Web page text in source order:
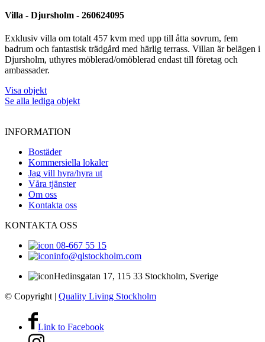
Villa - Djursholm - 260624095
Exklusiv villa om totalt 457 kvm med upp till åtta sovrum, fem
badrum och fantastisk trädgård med härlig terrass. Villan är belägen i
Djursholm, uthyres möblerad/omöblerad endast till företag och
ambassader.
Visa objekt
Se alla lediga objekt
INFORMATION
Bostäder
Kommersiella lokaler
Jag vill hyra/hyra ut
Våra tjänster
Om oss
Kontakta oss
KONTAKTA OSS
08-667 55 15
info@qlstockholm.com
Hedinsgatan 17, 115 33 Stockholm, Sverige
© Copyright | Quality Living Stockholm
Link to Facebook